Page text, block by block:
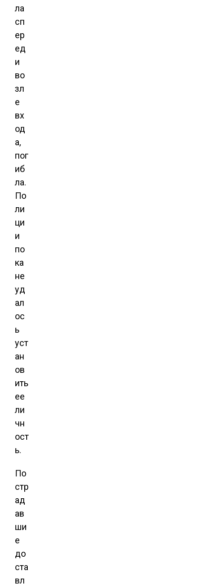
ла
сп
ер
ед
и
во
зл
е
вх
од
а,
пог
иб
ла.
По
ли
ци
и
по
ка
не
уд
ал
ос
ь
уст
ан
ов
ить
ее
ли
чн
ост
ь.
По
стр
ад
ав
ши
е
до
ста
вл